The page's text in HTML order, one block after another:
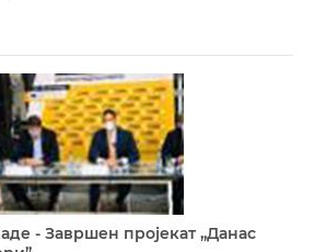
- Завршен пројекат „Данас